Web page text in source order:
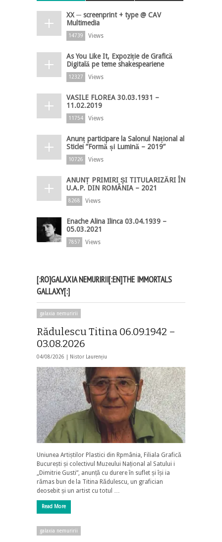
XX ─ screenprint + type @ CAV
Multimedia
14739 Views
As You Like It, Expoziție de Grafică
Digitală pe teme shakespeariene
12327 Views
VASILE FLOREA 30.03.1931 –
11.02.2019
11754 Views
Anunț participare la Salonul Național al
Sticlei ”Formă și Lumină – 2019”
10726 Views
ANUNȚ PRIMIRI ȘI TITULARIZĂRI ÎN
U.A.P. DIN ROMÂNIA – 2021
8268 Views
Enache Alina Ilinca 03.04.1939 –
05.03.2021
7857 Views
[:RO]GALAXIA NEMURIRII[:EN]THE IMMORTALS
GALLAXY[:]
galaxia nemuririi
Rădulescu Titina 06.09.1942 –
03.08.2026
04/08/2026 | Nistor Laurențiu
Uniunea Artiștilor Plastici din Rpmânia, Filiala Grafică
București și colectivul Muzeului Național al Satului i
„Dimitrie Gusti”, anunță cu durere în suflet și își ia
rămas bun de la Titina Rădulescu, un grafician
deosebit și un artist cu totul …
Read More
galaxia nemuririi